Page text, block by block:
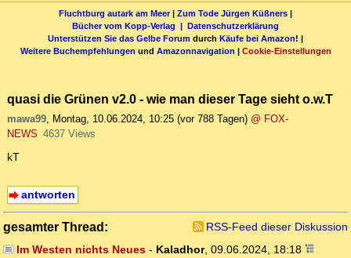
Fluchtburg autark am Meer| Zum Tode Jürgen Küßners |
Bücher vom Kopp-Verlag | Datenschutzerklärung
Unterstützen Sie das Gelbe Forum durch Käufe bei Amazon! |
Weitere Buchempfehlungen und Amazonnavigation | Cookie-Einstellungen
quasi die Grünen v2.0 - wie man dieser Tage sieht o.w.T
mawa99, Montag, 10.06.2024, 10:25 (vor 788 Tagen) @ FOX-
NEWS 4637 Views
kT
antworten
gesamter Thread:
RSS-Feed dieser Diskussion
Im Westen nichts Neues- Kaladhor, 09.06.2024, 18:18